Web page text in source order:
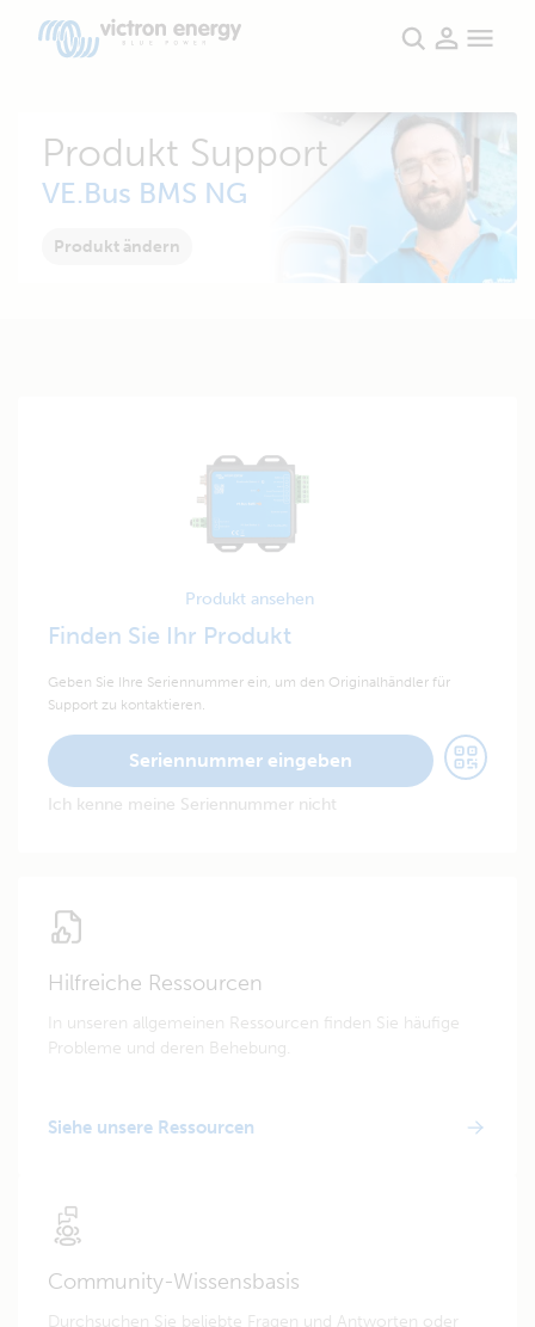
Produkt Support
VE.Bus BMS NG
Produkt ändern
Produkt ansehen
Finden Sie Ihr Produkt
Geben Sie Ihre Seriennummer ein, um den Originalhändler für
Support zu kontaktieren.
Seriennummer eingeben
Ich kenne meine Seriennummer nicht
Hilfreiche Ressourcen
In unseren allgemeinen Ressourcen finden Sie häufige
Probleme und deren Behebung.
Siehe unsere Ressourcen
Community-Wissensbasis
Durchsuchen Sie beliebte Fragen und Antworten oder